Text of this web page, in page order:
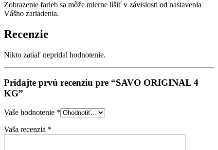
Zobrazenie farieb sa môže mierne líšiť v závislosti od nastavenia
Vášho zariadenia.
Recenzie
Nikto zatiaľ nepridal hodnotenie.
Pridajte prvú recenziu pre “SAVO ORIGINAL 4
KG”
Vaše hodnotenie *
Vaša recenzia *